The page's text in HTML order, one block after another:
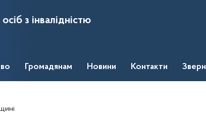
з інвалідністю
Громадянам Новини Контакти